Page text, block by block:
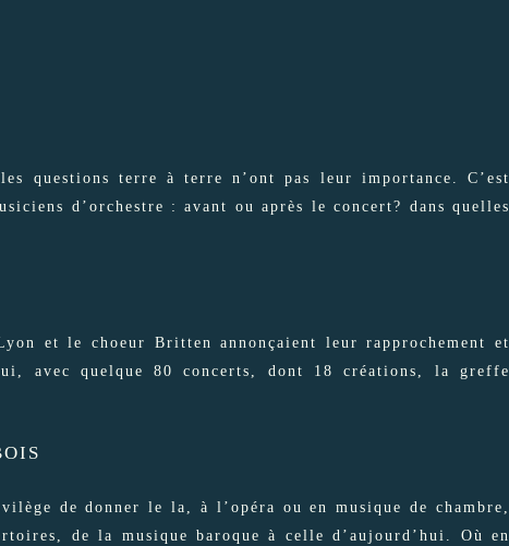
questions terre à terre n’ont pas leur importance. C’est
d’orchestre : avant ou après le concert? dans quelles
et le choeur Britten annonçaient leur rapprochement et
avec quelque 80 concerts, dont 18 créations, la greffe
de donner le la, à l’opéra ou en musique de chambre,
de la musique baroque à celle d’aujourd’hui. Où en